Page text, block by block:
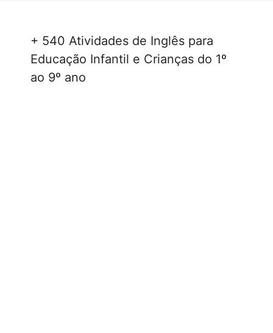
+ 540 Atividades de Inglês para
Educação Infantil e Crianças do 1º
ao 9º ano